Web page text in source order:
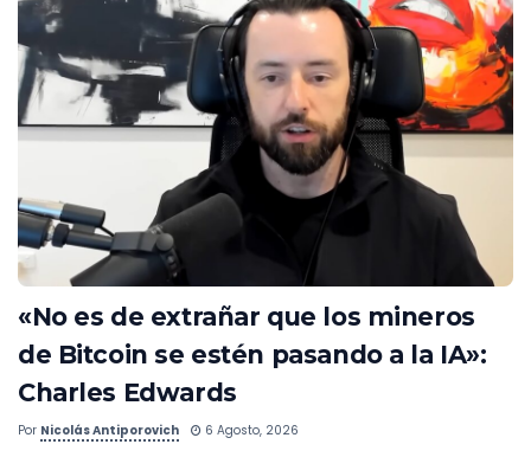
«No es de extrañar que los mineros
de Bitcoin se estén pasando a la IA»:
Charles Edwards
Por Nicolás Antiporovich 6 Agosto, 2026